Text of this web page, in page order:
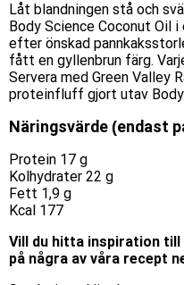
Låt blandningen stå och
Body Science Coconut Oil
efter önskad
fått en gyllenbrun färg.
Servera med Green Valley
proteinfluff gjort utav Body
Näringsvärde (endast
Protein 17 g
Kolhydrater 22 g
Fett 1,9 g
Kcal 177
Vill du hitta inspiration
på några av våra recept